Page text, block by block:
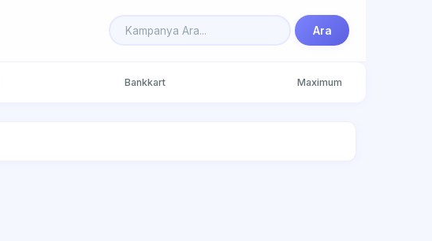
Ara
Bankkart Maximum